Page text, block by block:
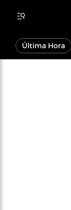
Última Hora